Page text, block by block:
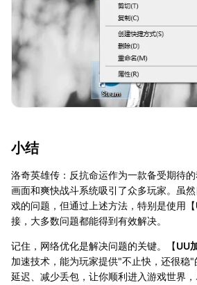
小结
洛奇英雄传：反抗命运作为一款备受期待
画面和爽快战斗系统吸引了众多玩家。虽
戏的问题，但通过上述方法，特别是使用【
接，大多数问题都能得到有效解决。
记住，网络优化是解决问题的关键。【UU
加速技术，能为玩家提供"不止快，还很稳
延迟、减少丢包，让你顺利进入游戏世界，